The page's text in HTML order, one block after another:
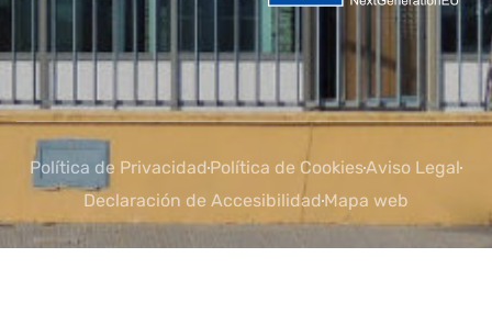
Política de Privacidad Política de CookiesAviso Legal
Declaración de Accesibilidad Mapa web